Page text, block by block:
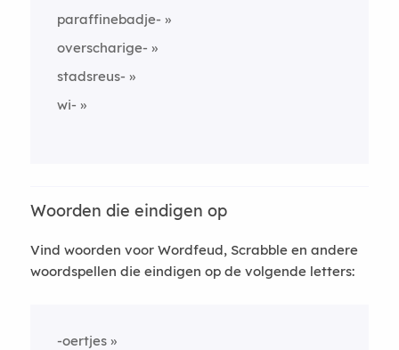
paraffinebadje-
overscharige-
stadsreus-
wi-
Woorden die eindigen op
Vind woorden voor Wordfeud, Scrabble en andere
woordspellen die eindigen op de volgende letters:
-oertjes